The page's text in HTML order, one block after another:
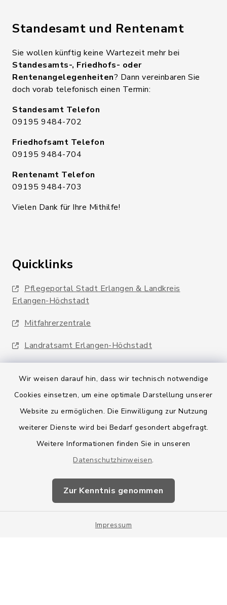
Wir weisen darauf hin, dass wir technisch notwendige
Cookies einsetzen, um eine optimale Darstellung unserer
Website zu ermöglichen. Die Einwilligung zur Nutzung
weiterer Dienste wird bei Bedarf gesondert abgefragt.
Weitere Informationen finden Sie in unseren
Datenschutzhinweisen.
Zur Kenntnis genommen
Impressum
Standesamt und Rentenamt
Sie wollen künftig keine Wartezeit mehr bei
Standesamts-, Friedhofs- oder
Rentenangelegenheiten? Dann vereinbaren Sie
doch vorab telefonisch einen Termin:
Standesamt Telefon
09195 9484-702
Friedhofsamt Telefon
09195 9484-704
Rentenamt Telefon
09195 9484-703
Vielen Dank für Ihre Mithilfe!
Quicklinks
Pflegeportal Stadt Erlangen & Landkreis
Erlangen-Höchstadt
Mitfahrerzentrale
Landratsamt Erlangen-Höchstadt
Barrierefreiheit
Impressum
Sitemap